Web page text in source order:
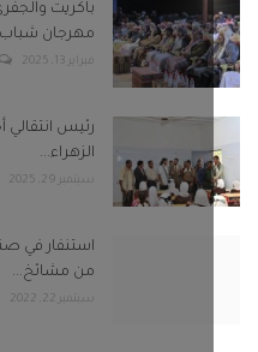
باكريت والجفري وبن
مهرجان شباب...
فبراير 13, 2025 0
رئيس انتقالي أحور
الزهراء...
سبتمبر 29, 2025 0
من مشائخ...
0